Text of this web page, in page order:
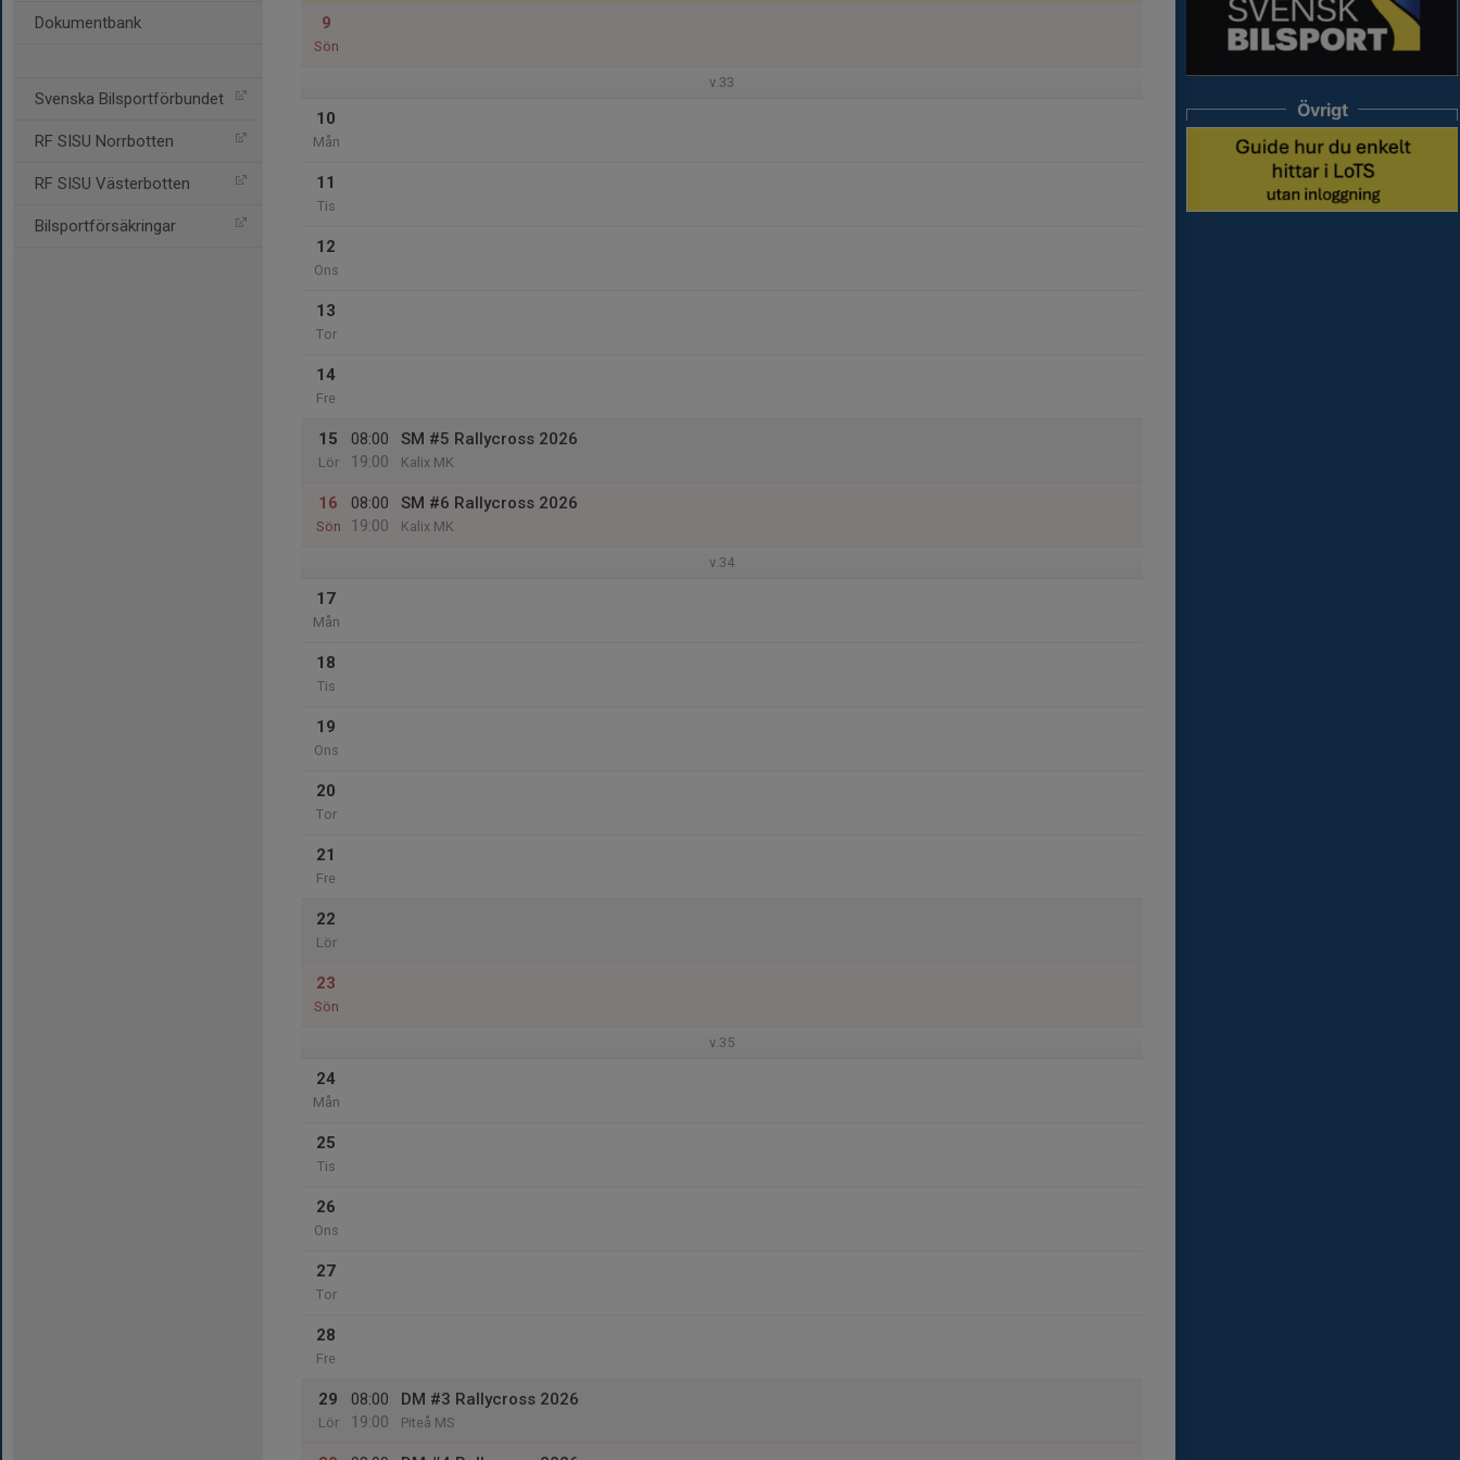
Dokumentbank
Svenska Bilsportförbundet
RF SISU Norrbotten
RF SISU Västerbotten
Bilsportförsäkringar
9
Sön
v.33
10
Mån
11
Tis
12
Ons
13
Tor
14
Fre
15
Lör
08:00
19:00
SM #5 Rallycross 2026
Kalix MK
16
Sön
08:00
19:00
SM #6 Rallycross 2026
Kalix MK
v.34
17
Mån
18
Tis
19
Ons
20
Tor
21
Fre
22
Lör
23
Sön
v.35
24
Mån
25
Tis
26
Ons
27
Tor
28
Fre
29
Lör
08:00
19:00
DM #3 Rallycross 2026
Piteå MS
Övrigt